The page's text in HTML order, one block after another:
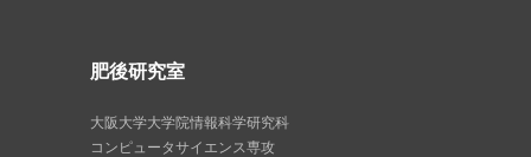
肥後研究室
大阪大学大学院情報科学研究科
コンピュータサイエンス専攻